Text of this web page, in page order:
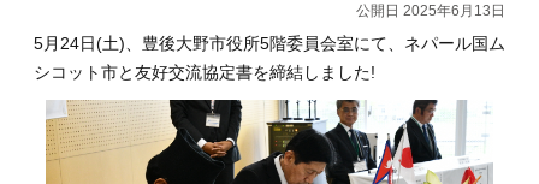
公開日 2025年6月13日
5月24日(土)、豊後大野市役所5階委員会室にて、ネパール国ム
シコット市と友好交流協定書を締結しました!